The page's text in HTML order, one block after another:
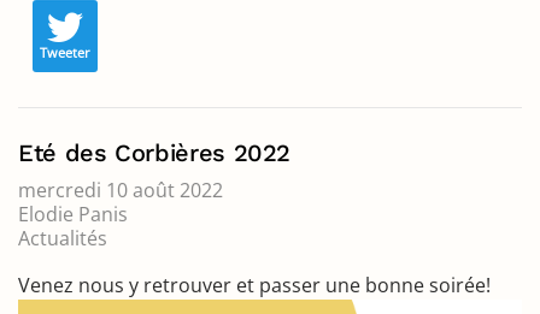
Tweeter
Eté des Corbières 2022
mercredi 10 août 2022
Elodie Panis
Actualités
Venez nous y retrouver et passer une bonne soirée!